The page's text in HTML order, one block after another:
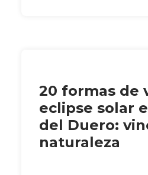
20 formas de
eclipse solar
del Duero:
naturaleza